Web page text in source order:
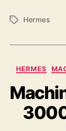
Étiquettes
Hermes
HERMES